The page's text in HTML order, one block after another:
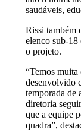
saudáveis,
Rissi também
elenco sub-
o projeto.
“Temos
desenvolvido
temporada de
diretoria
que a equipe
quadra”,